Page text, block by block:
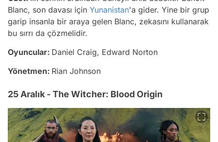
Blanc, son davası için Yunanistan'a gider. Yine bir grup
garip insanla bir araya gelen Blanc, zekasını kullanarak
bu sırrı da çözmelidir.
Oyuncular: Daniel Craig, Edward Norton
Yönetmen: Rian Johnson
25 Aralık - The Witcher: Blood Origin